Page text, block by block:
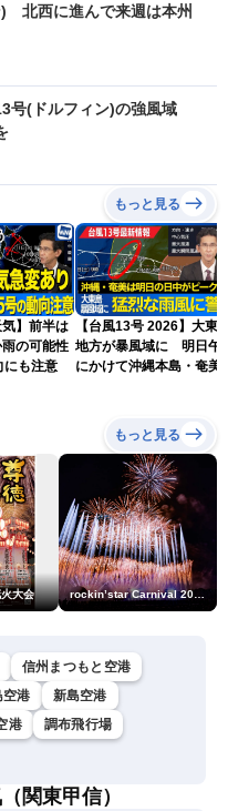
北西に進んで来週は本州
号(ドルフィン)の強風域
もっと見る
気】前半は
の可能性
にも注意
【台風13号 2026】大東
地方が暴風域に 明日午
にかけて沖縄本島・奄美
もっと見る
大会
信州まつもと空港
空港
新島空港
港
調布飛行場
関東甲信）